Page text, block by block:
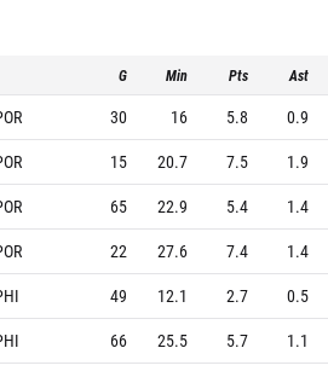
G Min Pts Ast
30 16 5.8
0.9
15 20.7 7.5
1.9
65 22.9 5.4
1.4
22 27.6 7.4
1.4
49 12.1 2.7
0.5
66 25.5 5.7
1.1